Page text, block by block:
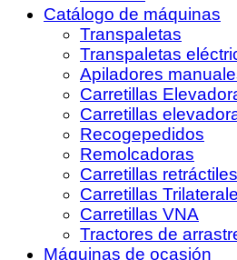
Catálogo de máquinas
Transpaletas
Transpaletas
Apiladores
Carretillas
Carretillas
Recogepedidos
Remolcadoras
Carretillas
Carretillas
Carretillas VNA
Tractores de
Máquinas de ocasión